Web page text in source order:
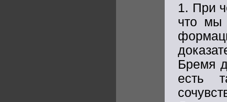
1. При
что мы
Бремя
есть